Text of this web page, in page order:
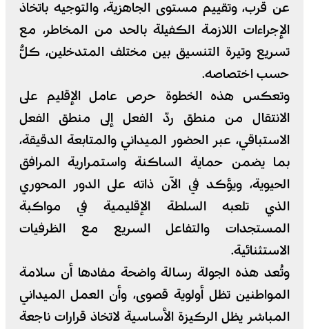
عن قرب، وتقييم مستوى الجاهزية، والتوجيه باتخاذ
الإجراءات اللازمة الكفيلة بالحد من المخاطر، مع
تسريع وتيرة التنسيق بين مختلف المتدخلين، كلٌّ
حسب اختصاصه.
وتعكس هذه الخطوة حرص عامل الإقليم على
الانتقال من منطق ردّ الفعل إلى منطق الفعل
الاستباقي، عبر الحضور الميداني والمتابعة الدقيقة،
بما يضمن حماية الساكنة واستمرارية المرافق
الحيوية، ويؤكد في الآن ذاته على الدور المحوري
الذي تلعبه السلطة الإقليمية في مواكبة
المستجدات والتفاعل السريع مع الظرفيات
الاستثنائية.
وتُعد هذه الجولة رسالة واضحة مفادها أن سلامة
المواطنين تظل أولوية قصوى، وأن العمل الميداني
المباشر يظل الركيزة الأساسية لاتخاذ قرارات ناجعة